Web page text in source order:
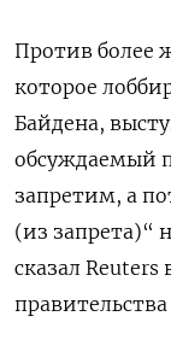
Против более
которое
Байдена,
обсуждаемый
запретим, а
(из запрета)“
сказал